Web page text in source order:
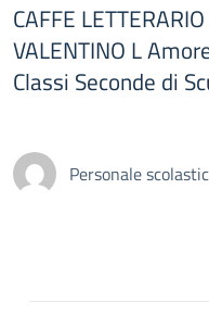
CAFFE
VALENTINO L
Classi Seconde di
Personale